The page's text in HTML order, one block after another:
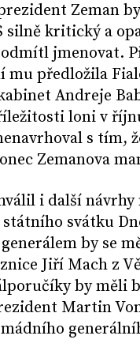
Zeman
silně kritický a
jmenovat.
mu předložila
Andreje
loni v
s tím,
Zemanova
i další návrhy
svátku
by se
Jiří Mach z
by měli
Martin